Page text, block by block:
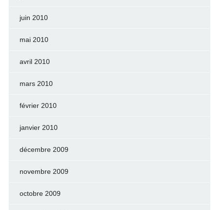
juin 2010
mai 2010
avril 2010
mars 2010
février 2010
janvier 2010
décembre 2009
novembre 2009
octobre 2009